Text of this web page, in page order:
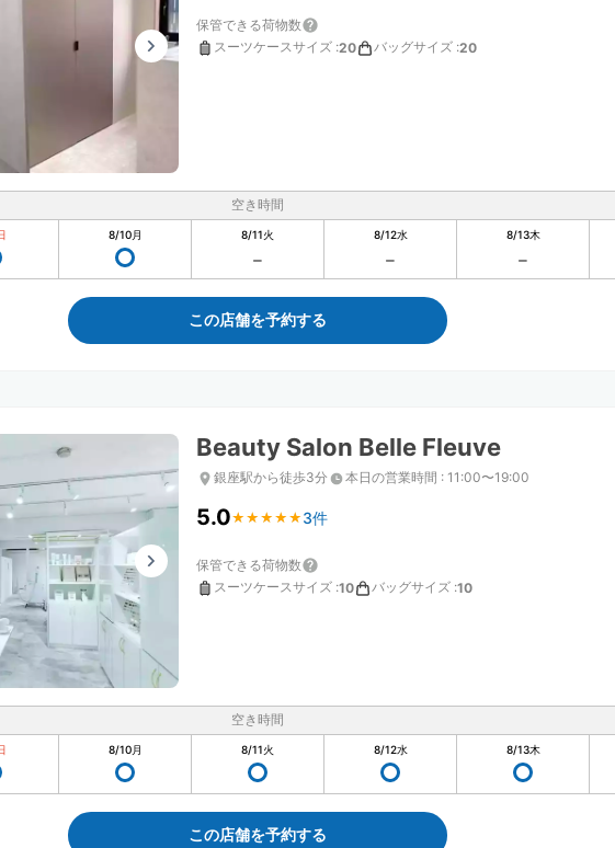
保管できる荷物数
スーツケースサイズ :20 バッグサイズ :20
空き時間
8/10月 8/11火 8/12水 8/13木
この店舗を予約する
Beauty Salon Belle Fleuve
銀座駅から徒歩3分 本日の営業時間 : 11:00〜19:00
5.0★ ★ ★ ★ ★
★ ★ ★ ★ ★ 3件
保管できる荷物数
スーツケースサイズ :10 バッグサイズ :10
空き時間
8/10月 8/11火 8/12水 8/13木
この店舗を予約する